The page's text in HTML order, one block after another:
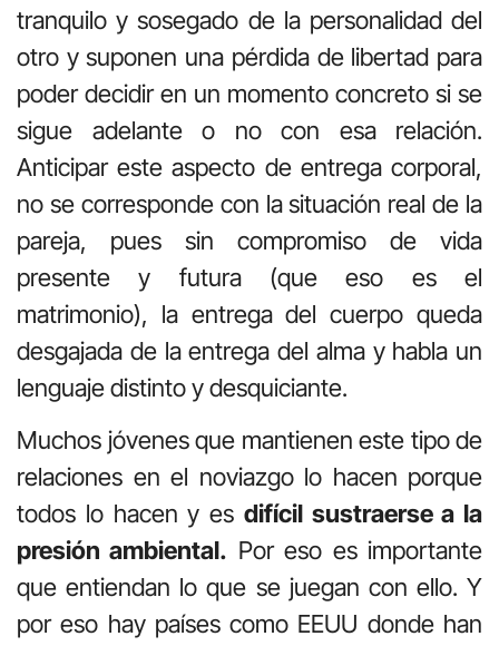
tranquilo y sosegado de la personalidad del
otro y suponen una pérdida de libertad para
poder decidir en un momento concreto si se
sigue adelante o no con esa relación.
Anticipar este aspecto de entrega corporal,
no se corresponde con la situación real de la
pareja, pues sin compromiso de vida
presente y futura (que eso es el
matrimonio), la entrega del cuerpo queda
desgajada de la entrega del alma y habla un
lenguaje distinto y desquiciante.
Muchos jóvenes que mantienen este tipo de
relaciones en el noviazgo lo hacen porque
todos lo hacen y es difícil sustraerse a la
presión ambiental. Por eso es importante
que entiendan lo que se juegan con ello. Y
por eso hay países como EEUU donde han